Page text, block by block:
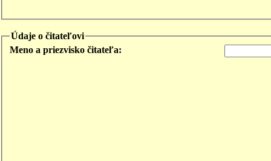
Údaje o čitateľovi
Meno a priezvisko čitateľa: